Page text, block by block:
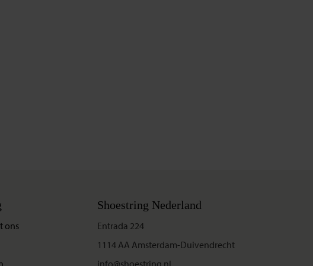
ons
Shoestring Nederland
Entrada 224
1114 AA Amsterdam-Duivendrecht
info@shoestring.nl